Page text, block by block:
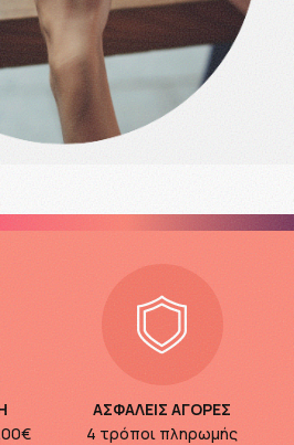
ΑΣΦΑΛΕΙΣ ΑΓΟΡΕΣ
4 τρόποι πληρωμής